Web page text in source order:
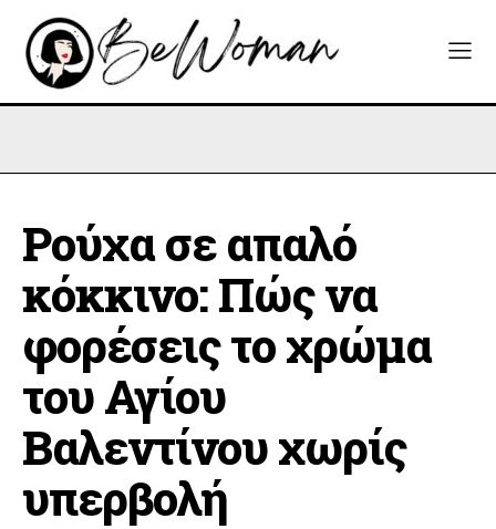
Ρούχα σε απαλό
κόκκινο: Πώς να
φορέσεις το χρώμα
του Αγίου
Βαλεντίνου χωρίς
υπερβολή